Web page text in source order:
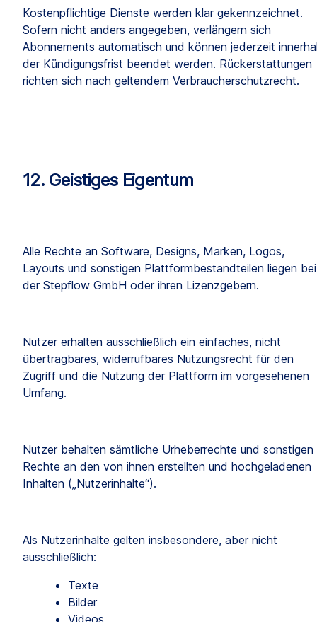
Kostenpflichtige Dienste werden klar gekennzeichnet.
Sofern nicht anders angegeben, verlängern sich
Abonnements automatisch und können jederzeit
der Kündigungsfrist beendet werden. Rückerstattungen
richten sich nach geltendem Verbraucherschutzrecht.
12. Geistiges Eigentum
Alle Rechte an Software, Designs, Marken, Logos,
Layouts und sonstigen Plattformbestandteilen liegen bei
der Stepflow GmbH oder ihren Lizenzgebern.
Nutzer erhalten ausschließlich ein einfaches, nicht
übertragbares, widerrufbares Nutzungsrecht für den
Zugriff und die Nutzung der Plattform im vorgesehenen
Umfang.
Nutzer behalten sämtliche Urheberrechte und sonstigen
Rechte an den von ihnen erstellten und hochgeladenen
Inhalten („Nutzerinhalte“).
Als Nutzerinhalte gelten insbesondere, aber nicht
ausschließlich:
Texte
Bilder